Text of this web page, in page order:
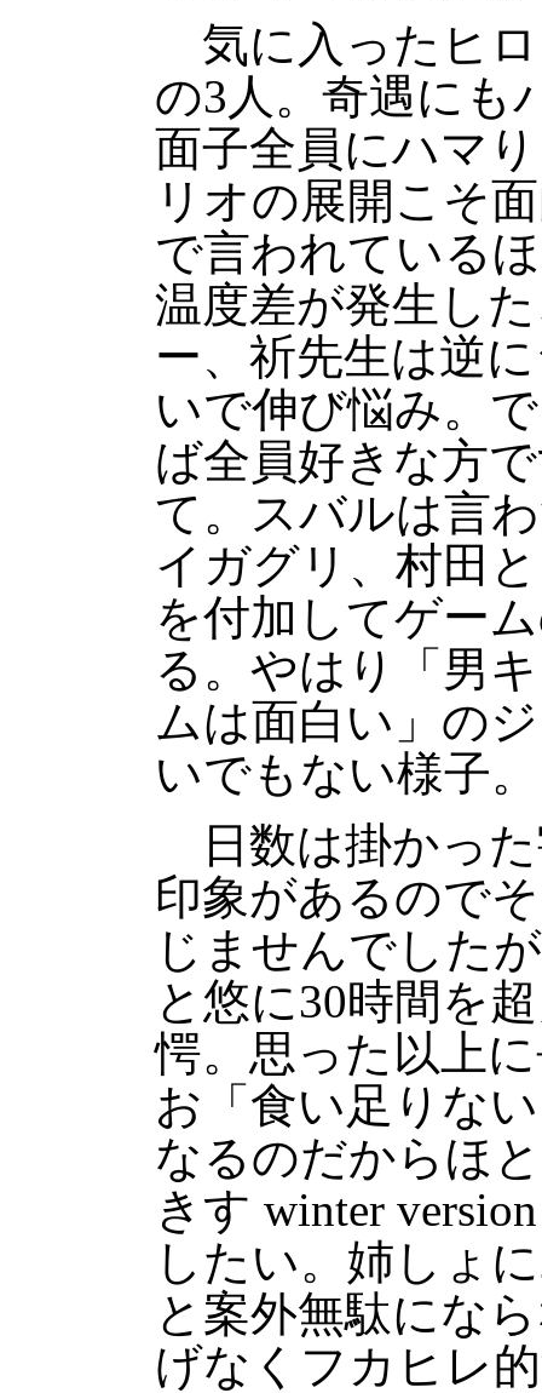
気に入ったヒロ
の3人。奇遇にも
面子全員にハマ
リオの展開こそ
で言われている
温度差が発生し
ー、祈先生は逆
いで伸び悩み。
ば全員好きな方
て。スバルは言
イガグリ、村田
を付加してゲー
る。やはり「男
ムは面白い」の
いでもない様子。
日数は掛かっ
印象があるので
じませんでした
と悠に30時間を
愕。思った以上
お「食い足りな
なるのだからほ
きす winter
したい。姉しょ
と案外無駄にな
げなくフカヒレ